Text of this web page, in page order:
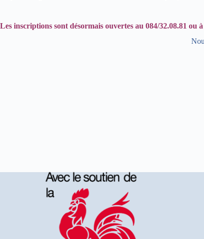
Les inscriptions sont désormais ouvertes au 084/32.08.81 ou